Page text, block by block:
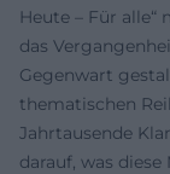
Heute – Für
das
Gegenwart
thematischen
Jahrtausende
darauf, was